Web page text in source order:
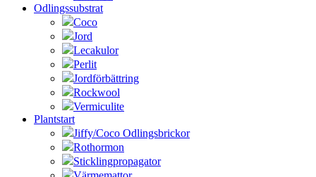
Odlingssubstrat
Coco
Jord
Lecakulor
Perlit
Jordförbättring
Rockwool
Vermiculite
Plantstart
Jiffy/Coco Odlingsbrickor
Rothormon
Sticklingpropagator